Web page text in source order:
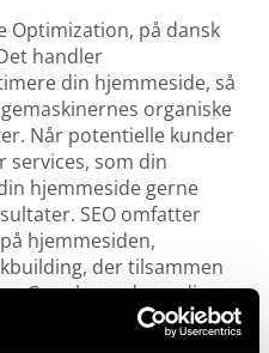
Optimization, på dansk
handler
din hjemmeside, så
organiske
Når potentielle kunder
services, som din
hjemmeside gerne
SEO omfatter
hjemmesiden,
der tilsammen
Google vurderer din